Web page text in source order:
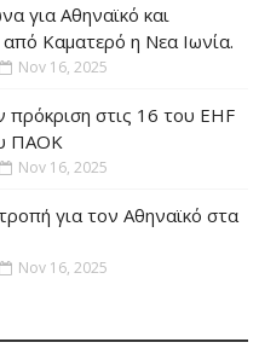
για Αθηναϊκό και
Καματερό η Νεα Ιωνία.
Nov 16, 2025
στις 16 του EHF
ΠΑΟΚ
Nov 16, 2025
για τον Αθηναϊκό στα
Nov 16, 2025